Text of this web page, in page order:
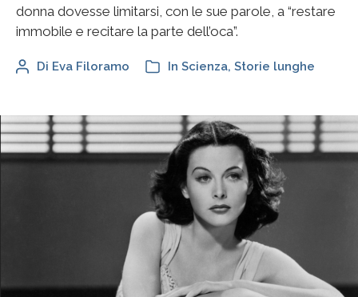
donna dovesse limitarsi, con le sue parole, a “restare
immobile e recitare la parte dell’oca”.
Di Eva Filoramo In Scienza, Storie lunghe